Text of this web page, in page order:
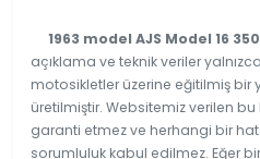
1963 model AJS Model 16
açıklama ve teknik veriler
motosikletler üzerine eğitilmiş bir
üretilmiştir. Websitemiz verilen
garanti etmez ve herhangi bir
sorumluluk kabul edilmez. Eğer